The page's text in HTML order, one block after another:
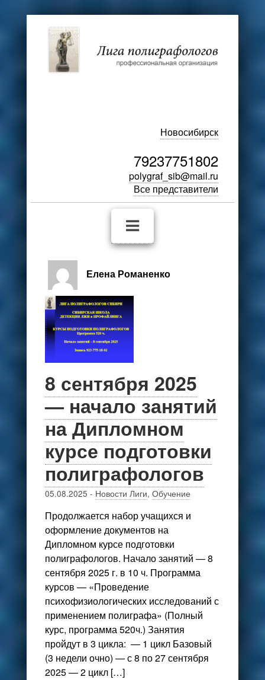
Новосибирск
79237751802
polygraf_sib@mail.ru
Все представители
Елена Романенко
8 сентября 2025
— начало занятий
на Дипломном
курсе подготовки
полиграфологов
05.08.2025 - Новости Лиги, Обучение
Продолжается набор учащихся и
оформление документов на
Дипломном курсе подготовки
полиграфологов. Начало занятий — 8
сентября 2025 г. в 10 ч. Программа
курсов — «Проведение
психофизиологических исследований с
применением полиграфа» (Полный
курс, программа 520ч.) Занятия
пройдут в 3 цикла: — 1 цикл Базовый
(3 недели очно) — с 8 по 27 сентября
2025 — 2 цикл […]